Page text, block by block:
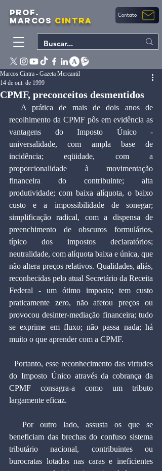
PROF.
MARCOS CINTRA Contato
CPMF, preconceitos desmentidos
Marcos Cintra - Gazeta Mercantil
14 de out. de 1999
recolhimento da CPMF pôs em evidência as
vantagens do Imposto Único -
universalidade, com ampla base de
incidência; eqüidade, com a
proporcionalidade à movimentação
financeira do contribuinte; alta
produtividade; com baixa alíquota, o baixo
custo e a impossibilidade de sonegar;
simplificação radical, com a dispensa de
preenchimento de obscuros formulários,
típico dos impostos declaratórios;
neutralidade, com alíquota baixa e única, que
não altera preços relativos. Qualidades, aliás,
reconhecidas pelo atual Secretário da Receita
Federal - um ótimo imposto; tem custo
praticamente zero, não afetou preços ou
provocou desinter-mediação financeira; tudo
se exprime em fluxo; não passa nada; há
muito o que aprender com a CPMF.
do Imposto Único através da cobrança da
CPMF consagra-a como um tributo
largamente eficaz.
beneficiam das brechas do confuso sistema
tributário nacional, contribuintes ou
burocratas lotados nas caras e ineficientes